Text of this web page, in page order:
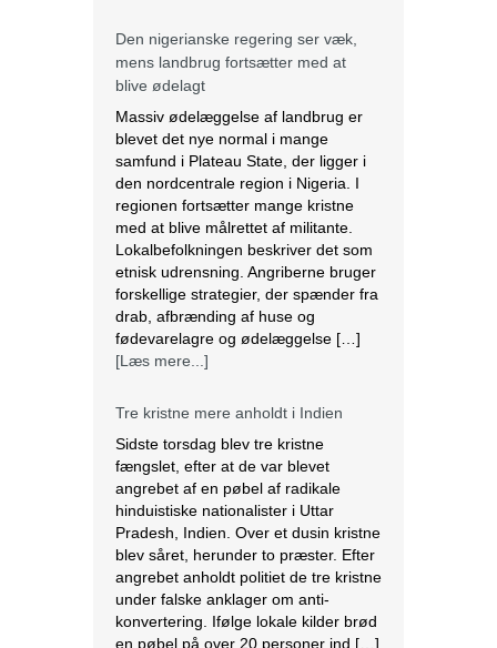
Den nigerianske regering ser væk,
mens landbrug fortsætter med at
blive ødelagt
Massiv ødelæggelse af landbrug er
blevet det nye normal i mange
samfund i Plateau State, der ligger i
den nordcentrale region i Nigeria. I
regionen fortsætter mange kristne
med at blive målrettet af militante.
Lokalbefolkningen beskriver det som
etnisk udrensning. Angriberne bruger
forskellige strategier, der spænder fra
drab, afbrænding af huse og
fødevarelagre og ødelæggelse […]
[Læs mere...]
Tre kristne mere anholdt i Indien
Sidste torsdag blev tre kristne
fængslet, efter at de var blevet
angrebet af en pøbel af radikale
hinduistiske nationalister i Uttar
Pradesh, Indien. Over et dusin kristne
blev såret, herunder to præster. Efter
angrebet anholdt politiet de tre kristne
under falske anklager om anti-
konvertering. Ifølge lokale kilder brød
en pøbel på over 20 personer ind […]